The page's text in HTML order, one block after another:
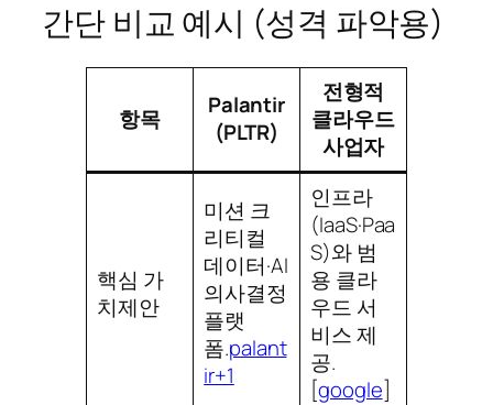
간단 비교 예시 (성격 파악용)
항목
Palantir
(PLTR)
전형적
클라우드
사업자
핵심 가
치제안
미션 크
리티컬
데이터·AI
의사결정
플랫
폼.palant
ir+1
인프라
(IaaS·Paa
S)와 범
용 클라
우드 서
비스 제
공.
[google]​